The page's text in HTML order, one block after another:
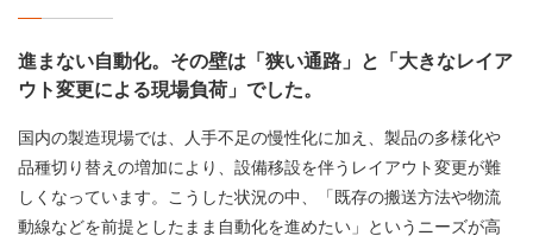
進まない自動化。その壁は「狭い通路」と「大きなレイア
ウト変更による現場負荷」でした。
国内の製造現場では、人手不足の慢性化に加え、製品の多様化や
品種切り替えの増加により、設備移設を伴うレイアウト変更が難
しくなっています。こうした状況の中、「既存の搬送方法や物流
動線などを前提としたまま自動化を進めたい」というニーズが高